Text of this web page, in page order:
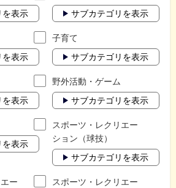
を表示
サブカテゴリを表示
を表示
子育て
サブカテゴリを表示
を表示
野外活動・ゲーム
サブカテゴリを表示
を表示
スポーツ・レクリエー
ション（球技）
サブカテゴリを表示
ー
スポーツ・レクリエー